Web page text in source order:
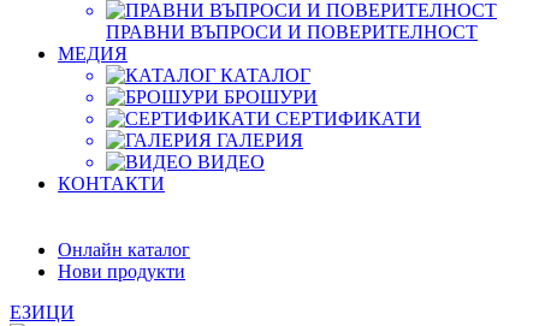
ПРАВНИ ВЪПРОСИ И ПОВЕРИТЕЛНОСТ
МЕДИЯ
КАТАЛОГ
БРОШУРИ
СЕРТИФИКАТИ
ГАЛЕРИЯ
ВИДЕО
КОНТАКТИ
Онлайн каталог
Нови продукти
ЕЗИЦИ